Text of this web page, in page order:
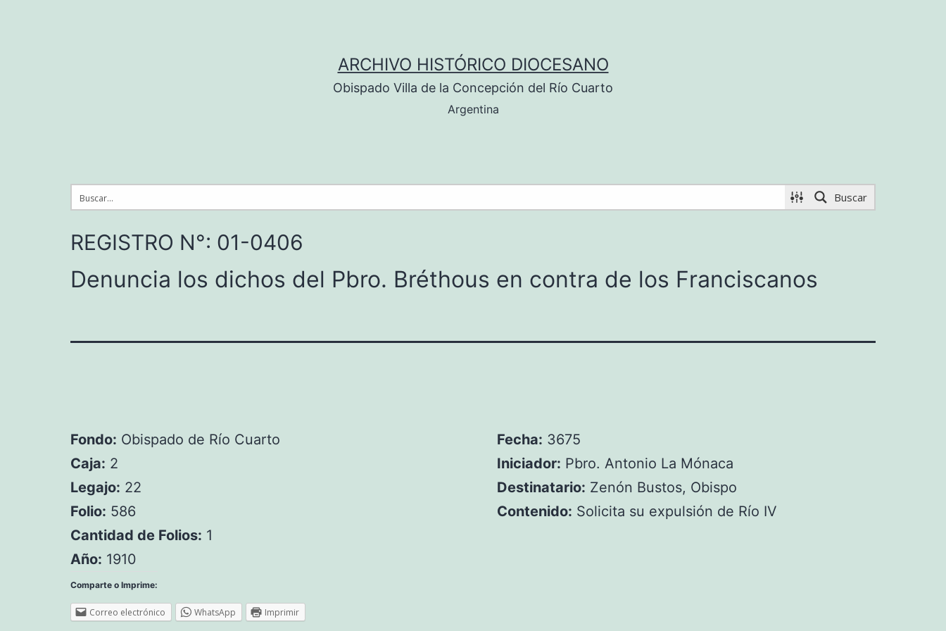
ARCHIVO HISTÓRICO DIOCESANO
Obispado Villa de la Concepción del Río Cuarto
Argentina
Buscar
REGISTRO N°: 01-0406
Denuncia los dichos del Pbro. Bréthous en contra de los Franciscanos
Fondo: Obispado de Río Cuarto
Caja: 2
Legajo: 22
Folio: 586
Cantidad de Folios: 1
Año: 1910
Fecha: 3675
Iniciador: Pbro. Antonio La Mónaca
Destinatario: Zenón Bustos, Obispo
Contenido: Solicita su expulsión de Río IV
Comparte o Imprime:
Correo electrónico WhatsApp Imprimir